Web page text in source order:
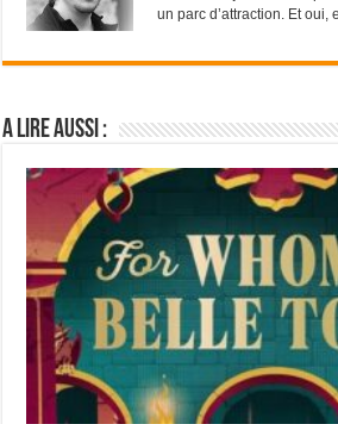
un parc d’attraction. Et
A lire aussi :